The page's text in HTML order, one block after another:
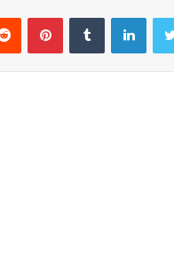
تويتر لينكدإن